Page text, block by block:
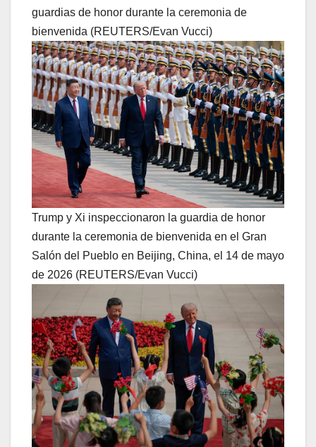
guardias de honor durante la ceremonia de
bienvenida (REUTERS/Evan Vucci)
Trump y Xi inspeccionaron la guardia de honor
durante la ceremonia de bienvenida en el Gran
Salón del Pueblo en Beijing, China, el 14 de mayo
de 2026 (REUTERS/Evan Vucci)